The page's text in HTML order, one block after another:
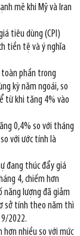
mẽ khi Mỹ và Iran
tiêu dùng (CPI)
tiền tệ và ý nghĩa
toàn phần trong
kỳ năm ngoái, so
từ khi tăng 4% vào
0,4% so với tháng
với ước tính là
đang thúc đẩy giá
4, chiếm hơn
năng lượng đã giảm
sở tính theo năm thì
2022.
hơn nhiều so với mức